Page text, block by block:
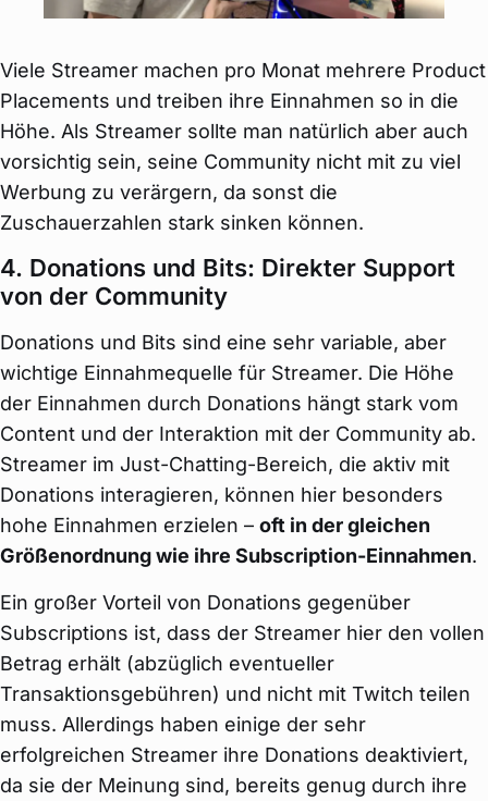
Viele Streamer machen pro Monat mehrere Product
Placements und treiben ihre Einnahmen so in die
Höhe. Als Streamer sollte man natürlich aber auch
vorsichtig sein, seine Community nicht mit zu viel
Werbung zu verärgern, da sonst die
Zuschauerzahlen stark sinken können.
4. Donations und Bits: Direkter Support
von der Community
Donations und Bits sind eine sehr variable, aber
wichtige Einnahmequelle für Streamer. Die Höhe
der Einnahmen durch Donations hängt stark vom
Content und der Interaktion mit der Community ab.
Streamer im Just-Chatting-Bereich, die aktiv mit
Donations interagieren, können hier besonders
hohe Einnahmen erzielen – oft in der gleichen
Größenordnung wie ihre Subscription-Einnahmen.
Ein großer Vorteil von Donations gegenüber
Subscriptions ist, dass der Streamer hier den vollen
Betrag erhält (abzüglich eventueller
Transaktionsgebühren) und nicht mit Twitch teilen
muss. Allerdings haben einige der sehr
erfolgreichen Streamer ihre Donations deaktiviert,
da sie der Meinung sind, bereits genug durch ihre